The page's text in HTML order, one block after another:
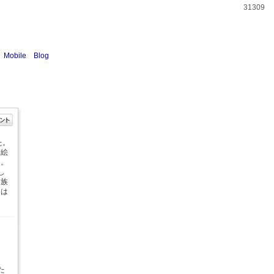
31309
Mobile Blog